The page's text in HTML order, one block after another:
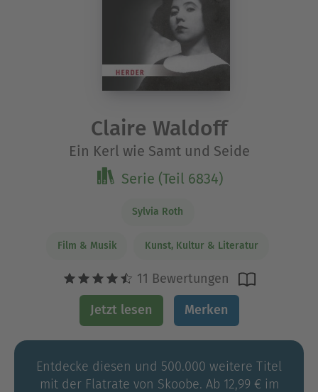
Claire Waldoff
Ein Kerl wie Samt und Seide
Serie (Teil 6834)
Sylvia Roth
Film & Musik Kunst, Kultur & Literatur
11 Bewertungen
Jetzt lesen Merken
Entdecke diesen und 500.000 weitere Titel
mit der Flatrate von Skoobe. Ab 12,99 € im